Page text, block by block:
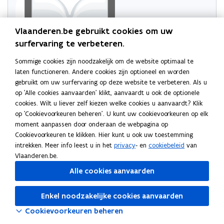
Probeer de pagina opnieuw te laden
Indien dit niet lukt, wacht even en probeer opnieuw
Vlaanderen.be gebruikt cookies om uw
surfervaring te verbeteren.
Sommige cookies zijn noodzakelijk om de website optimaal te
laten functioneren. Andere cookies zijn optioneel en worden
gebruikt om uw surfervaring op deze website te verbeteren. Als u
op 'Alle cookies aanvaarden' klikt, aanvaardt u ook de optionele
cookies. Wilt u liever zelf kiezen welke cookies u aanvaardt? Klik
op 'Cookievoorkeuren beheren'. U kunt uw cookievoorkeuren op elk
moment aanpassen door onderaan de webpagina op
Cookievoorkeuren te klikken. Hier kunt u ook uw toestemming
intrekken. Meer info leest u in het privacy- en cookiebeleid van
Vlaanderen.be.
Alle cookies aanvaarden
Enkel noodzakelijke cookies aanvaarden
Cookievoorkeuren beheren